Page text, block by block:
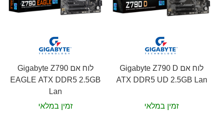
לוח אם Gigabyte Z790 D
ATX DDR5 UD 2.5GB Lan
זמין במלאי
לוח אם Gigabyte Z790
EAGLE ATX DDR5 2.5GB
Lan
זמין במלאי